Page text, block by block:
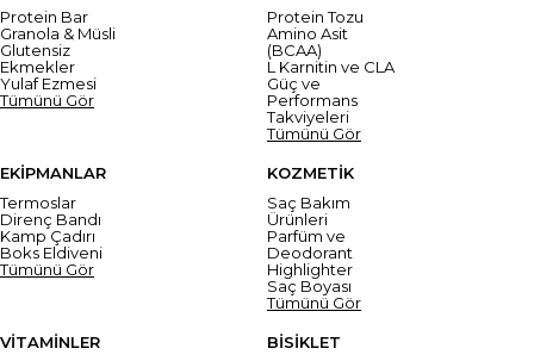
Protein Bar
Granola & Müsli
Glutensiz
Ekmekler
Yulaf Ezmesi
Tümünü Gör
Protein Tozu
Amino Asit
(BCAA)
L Karnitin ve CLA
Güç ve
Performans
Takviyeleri
Tümünü Gör
EKİPMANLAR
Termoslar
Direnç Bandı
Kamp Çadırı
Boks Eldiveni
Tümünü Gör
KOZMETİK
Saç Bakım
Ürünleri
Parfüm ve
Deodorant
Highlighter
Saç Boyası
Tümünü Gör
VİTAMİNLER
BİSİKLET